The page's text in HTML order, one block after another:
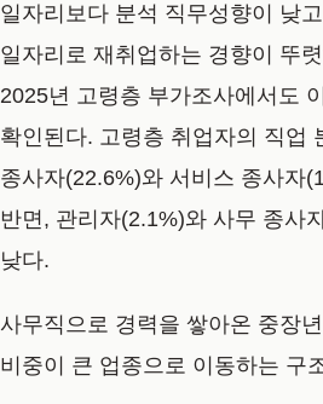
일자리보다 분석 직무성향이 낮
일자리로 재취업하는 경향이 뚜
2025년 고령층 부가조사에서도
확인된다. 고령층 취업자의 직업
종사자(22.6%)와 서비스 종사자
반면, 관리자(2.1%)와 사무 종사
낮다.
사무직으로 경력을 쌓아온 중장
비중이 큰 업종으로 이동하는 구